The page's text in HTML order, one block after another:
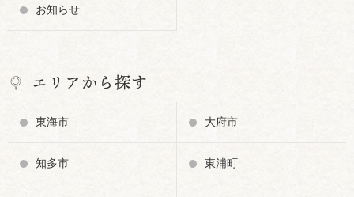
お知らせ
エリアから探す
東海市 大府市
知多市 東浦町